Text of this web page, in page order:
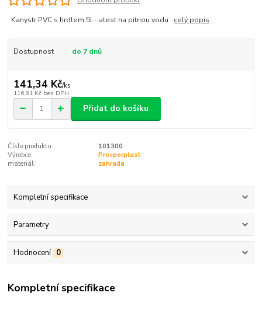
Kanystr PVC s hrdlem 5l - atest na pitnou vodu celý popis
Dostupnost do 7 dnů
141,34 Kč/ks
116,81 Kč bez DPH
Přidat do košíku
Číslo produktu:
101300
Výrobce:
Prosperplast
materiál:
zahrada
Kompletní specifikace
Parametry
Hodnocení 0
Kompletní specifikace